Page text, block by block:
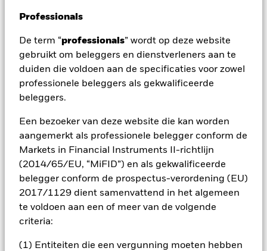
Professionals
De term “professionals” wordt op deze website
gebruikt om beleggers en dienstverleners aan te
duiden die voldoen aan de specificaties voor zowel
professionele beleggers als gekwalificeerde
beleggers.
Een bezoeker van deze website die kan worden
aangemerkt als professionele belegger conform de
Markets in Financial Instruments II-richtlijn
(2014/65/EU, “MiFID”) en als gekwalificeerde
belegger conform de prospectus-verordening (EU)
2017/1129 dient samenvattend in het algemeen
te voldoen aan een of meer van de volgende
criteria:
(1) Entiteiten die een vergunning moeten hebben
Het Fonds streeft ernaar rendement te genereren op uw
opbrengsten uit de activa van het Fonds. Het Fonds belegt
wereldwijd ten minste 80% van zijn totale activa in
aandeleneffecten (bijv. aandelen) van bedrijven wereldwijd
die profiteren van of bijdragen aan de vooruitgang van de
afval te minimaliseren door de volledige levenscyclus van
moedigen. In normale marktomstandigheden belegt het
Fonds in een portefeuille van aandeleneffecten van
bedrijven met een grote, middelgrote en kleine
marktkapitalisatie (de marktkapitalisatie is de aandelenkoers
aandelen) die zich bezighouden met onder andere
grondstoffen (bv. metalen en materialen voor batterijen),
binnen alle sectoren, die bijdragen aan de bevordering van
in het Prospectus: (1) Toepassers (2) Ondersteuners (3)